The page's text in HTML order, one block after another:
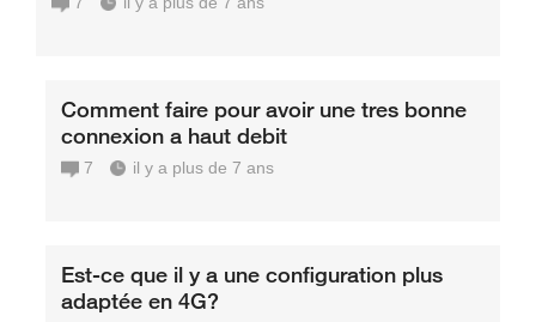
Comment faire pour avoir une tres bonne
connexion a haut debit
7 il y a plus de 7 ans
Est-ce que il y a une configuration plus
adaptée en 4G?